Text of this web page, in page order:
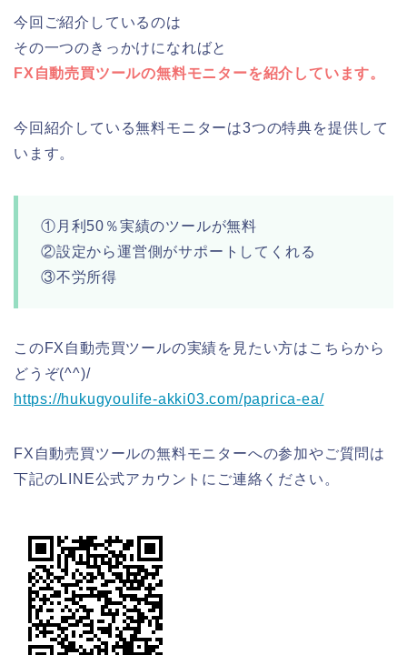
今回ご紹介しているのは
その一つのきっかけになればと
FX自動売買ツールの無料モニターを紹介しています。
今回紹介している無料モニターは3つの特典を提供して
います。
①月利50％実績のツールが無料
②設定から運営側がサポートしてくれる
③不労所得
このFX自動売買ツールの実績を見たい方はこちらから
どうぞ(^^)/
https://hukugyoulife-akki03.com/paprica-ea/
FX自動売買ツールの無料モニターへの参加やご質問は
下記のLINE公式アカウントにご連絡ください。